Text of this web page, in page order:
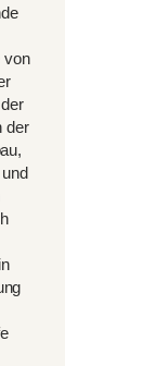
von
der